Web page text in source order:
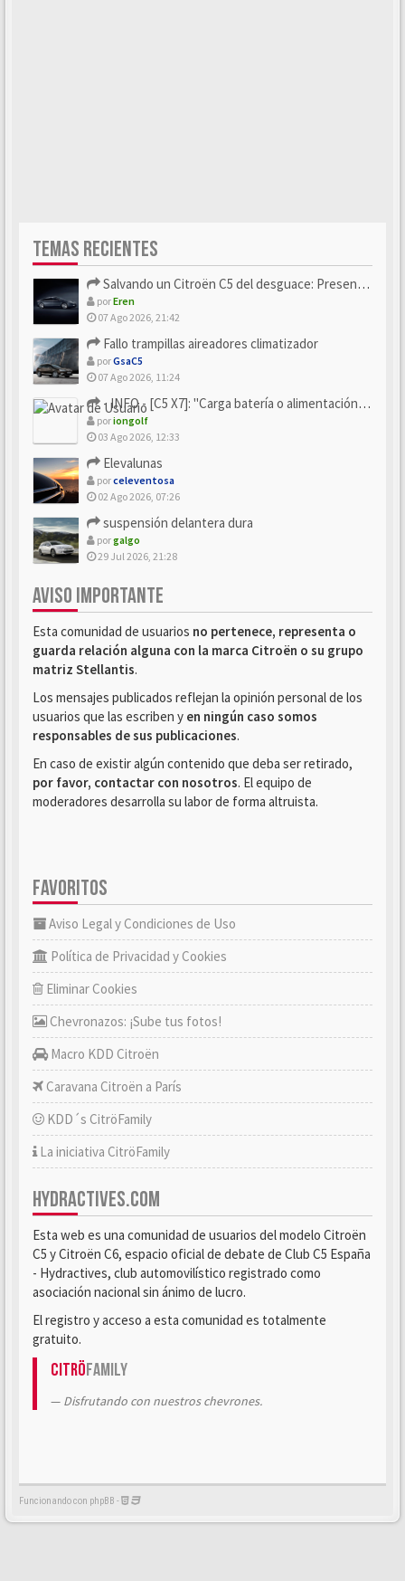
TEMAS RECIENTES
Salvando un Citroën C5 del desguace: Presentación y seguimiento
porEren
07 Ago 2026, 21:42
Fallo trampillas aireadores climatizador
porGsaC5
07 Ago 2026, 11:24
- INFO - [C5 X7]: "Carga batería o alimentación eléctri...
poriongolf
03 Ago 2026, 12:33
Elevalunas
porceleventosa
02 Ago 2026, 07:26
suspensión delantera dura
porgalgo
29 Jul 2026, 21:28
AVISO IMPORTANTE
Esta comunidad de usuarios no pertenece, representa o
guarda relación alguna con la marca Citroën o su grupo
matriz Stellantis.
Los mensajes publicados reflejan la opinión personal de los
usuarios que las escriben y en ningún caso somos
responsables de sus publicaciones.
En caso de existir algún contenido que deba ser retirado,
por favor, contactar con nosotros. El equipo de
moderadores desarrolla su labor de forma altruista.
FAVORITOS
Aviso Legal y Condiciones de Uso
Política de Privacidad y Cookies
Eliminar Cookies
Chevronazos: ¡Sube tus fotos!
Macro KDD Citroën
Caravana Citroën a París
KDD´s CitröFamily
La iniciativa CitröFamily
HYDRACTIVES.COM
Esta web es una comunidad de usuarios del modelo Citroën
C5 y Citroën C6, espacio oficial de debate de Club C5 España
- Hydractives, club automovilístico registrado como
asociación nacional sin ánimo de lucro.
El registro y acceso a esta comunidad es totalmente
gratuito.
CitröFamily
Disfrutando con nuestros chevrones.
Funcionando con phpBB -